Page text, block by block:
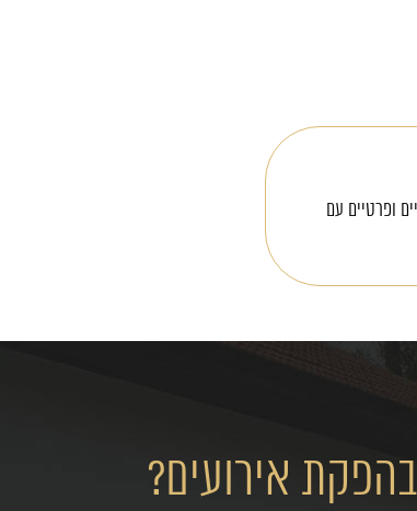
ופרטיים עם
אירועים?